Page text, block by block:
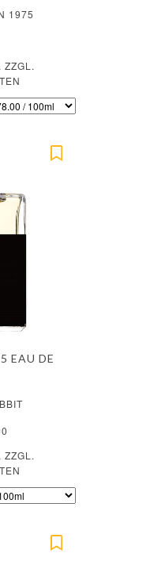
1975
ZZGL.
EAU DE
ZZGL.